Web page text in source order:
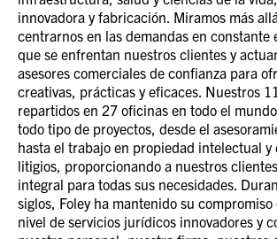
innovadora y fabricación. Miramos más
centrarnos en las demandas en constante
que se enfrentan nuestros clientes y
asesores comerciales de confianza para
creativas, prácticas y eficaces. Nuestros
repartidos en 27 oficinas en todo el
todo tipo de proyectos, desde el
hasta el trabajo en propiedad intelectual y
litigios, proporcionando a nuestros
integral para todas sus necesidades.
siglos, Foley ha mantenido su
nivel de servicios jurídicos innovadores y